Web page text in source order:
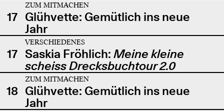
17
ZUM MITMACHEN
Glühvette: Gemütlich ins neue
Jahr
17
VERSCHIEDENES
Saskia Fröhlich: Meine kleine
scheiss Drecksbuchtour 2.0
18
ZUM MITMACHEN
Glühvette: Gemütlich ins neue
Jahr